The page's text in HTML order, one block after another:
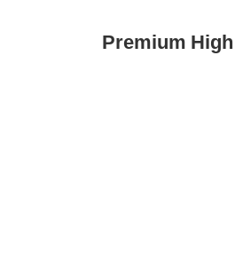
Premium High